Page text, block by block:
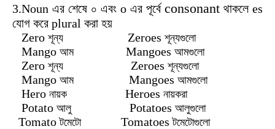
3.Noun এর শেষে ০ এবং o এর পূর্বে consonant থাকলে es
যোগ করে plural করা হয়
Zero শূন্য Zeroes শূন্যগুলো
Mango আম Mangoes আমগুলো
Zero শূন্য Zeroes শূন্যগুলো
Mango আম Mangoes আমগুলো
Hero নায়ক Heroes নায়করা
Potato আলু Potatoes আলুগুলো
Tomato টমেটো Tomatoesটমেটোগুলো